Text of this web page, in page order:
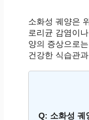
소화성 궤양은
로리균 감염이
양의 증상으로
건강한 식습관
Q: 소화성 궤